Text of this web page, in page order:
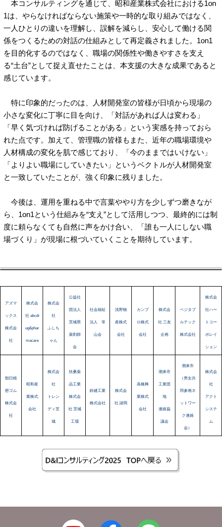
本コンサルティングを通じて、昭和産業株式会社における1on
1は、やらなければならない施策や一時的な取り組みではなく、
一人ひとりの違いを理解し、誤解を減らし、安心して働ける関
係をつくるための対話の仕組みとして再定義されました。1on1
を目的化するのではなく、職場の関係性や働きやすさを支え
る“土台”として捉え直せたことは、本支援の大きな成果であると
感じています。
特に印象的だったのは、人材開発室の皆様が日頃から現場の
小さな変化に丁寧に目を向け、「対話があれば人は変わる」
「早く気づければ防げることがある」という実感を持っておら
れた点です。加えて、管理職の皆様もまた、近年の職場環境や
人材構成の変化を肌で感じており、「今のままではいけない」
「よりよい職場にしていきたい」というベクトルが人材開発室
と一致していたことが、強く印象に残りました。
今後は、運用を重ねる中で言葉ややり方を少しずつ磨きなが
ら、1on1という仕組みを“支え”として活用しつつ、最終的には制
度に頼らなくても自然に声をかけ合い、「誰も一人にしない職
場づくり」が現場に根づいていくことを期待しています。
アズマ
ックス
株式会
社
株式会
社 abcdr
ug&phar
macare
株式会
社
ふしち
ゃん
公益社
団法人
茨城県
薬剤師
会
社会福祉
法人 常
山会
浅野物
産株式
会社
カンプ
ロ株式
会社
株式会
社 三友
企画
ベジタブ
ルテック
株式会社
株式会
社ハー
トコー
ポレイ
ション
朝日精
密ゴム
株式会
社
昭和産
業株式
会社
株式会
社
トレン
ディ茨
城
扶桑薬
品工業
株式会
社 茨城
工場
鈴縫工業
株式会社
株式会
社 諸岡
高橋興
業株式
会社
潮来市
工業団
地
連絡協
議会
潮来市
（男女共
同参画ネ
ットワー
ク連絡
会）
株式会
社
アクト
システ
ム